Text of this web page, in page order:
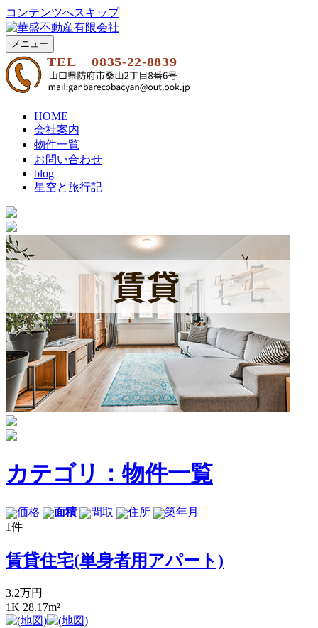
コンテンツへスキップ
華盛不動産有限会社|防府市の売土地|賃貸
防府市の不動産｜売土地｜賃貸｜
メニュー
HOME
会社案内
物件一覧
お問い合わせ
blog
星空と旅行記
カテゴリ：物件一覧
価格 面積 間取 住所
築年月
1件
賃貸住宅(単身者用アパート)
3.2万円
1K 28.17m²